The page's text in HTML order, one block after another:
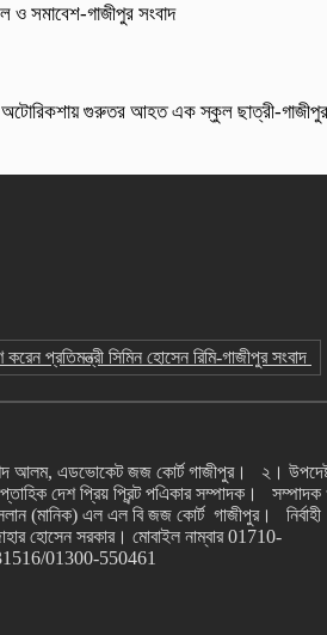
ও সমাবেশ-গাজীপুর সংবাদ
গুরুতর আহত এক স্কুল ছাত্রী-গাজীপুর
প্রতিমন্ত্রী সিমিন হোসেন রিমি-গাজীপুর সংবাদ
আলম, এডভোকেট জজ কোর্ট গাজীপুর। ২।
দেশ প্রিয় প্রিন্ট পএিকার সম্পাদক।
(মানিক) এল এল বি জজ কোর্ট গাজীপুর। নির্বাহী
হোসেন সরকার। মোবাইল নাম্বার 01710-
01300-550461